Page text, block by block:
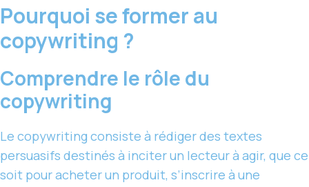
Pourquoi se former au
copywriting ?
Comprendre le rôle du
copywriting
Le copywriting consiste à rédiger des textes
persuasifs destinés à inciter un lecteur à agir, que ce
soit pour acheter un produit, s’inscrire à une